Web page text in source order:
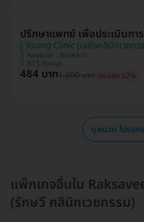
ปรึกษาแพทย์ เพื่อประเมินกา
J Young Clinic (เจยังคลินิกเวชกร
คลองเตย , สวนหลวง
BTS อ่อนนุช
484 บาท1,000 บาท ประหยัด 52%
ดูหมวด โปรแ
แพ็กเกจอื่นใน
(รักษวี คลินิกเวชกรรม)